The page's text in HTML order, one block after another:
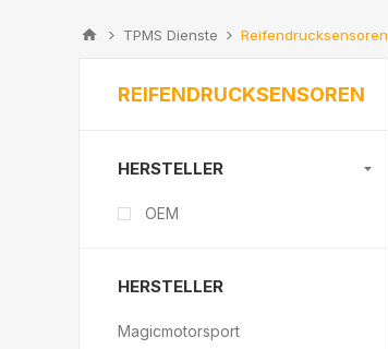
TPMS Dienste Reifendrucksensoren
REIFENDRUCKSENSOREN
HERSTELLER
OEM
HERSTELLER
Magicmotorsport